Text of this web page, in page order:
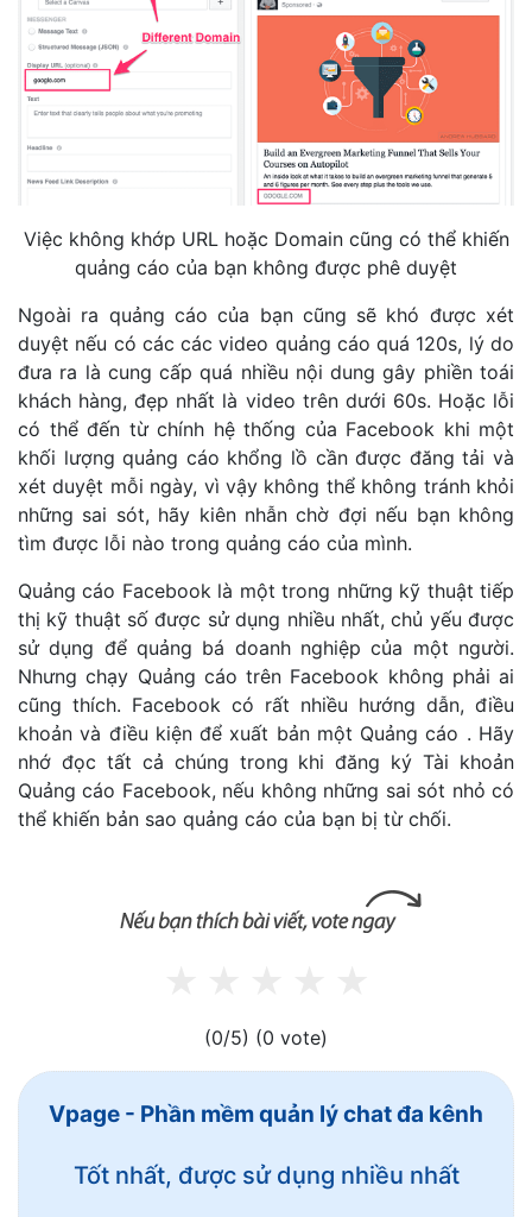
Việc không khớp URL hoặc Domain cũng có thể khiến
quảng cáo của bạn không được phê duyệt
Ngoài ra quảng cáo của bạn cũng sẽ khó được xét
duyệt nếu có các các video quảng cáo quá 120s, lý do
đưa ra là cung cấp quá nhiều nội dung gây phiền toái
khách hàng, đẹp nhất là video trên dưới 60s. Hoặc lỗi
có thể đến từ chính hệ thống của Facebook khi một
khối lượng quảng cáo khổng lồ cần được đăng tải và
xét duyệt mỗi ngày, vì vậy không thể không tránh khỏi
những sai sót, hãy kiên nhẫn chờ đợi nếu bạn không
tìm được lỗi nào trong quảng cáo của mình.
Quảng cáo Facebook là một trong những kỹ thuật tiếp
thị kỹ thuật số được sử dụng nhiều nhất, chủ yếu được
sử dụng để quảng bá doanh nghiệp của một người.
Nhưng chạy Quảng cáo trên Facebook không phải ai
cũng thích. Facebook có rất nhiều hướng dẫn, điều
khoản và điều kiện để xuất bản một Quảng cáo . Hãy
nhớ đọc tất cả chúng trong khi đăng ký Tài khoản
Quảng cáo Facebook, nếu không những sai sót nhỏ có
thể khiến bản sao quảng cáo của bạn bị từ chối.
(0/5) (0 vote)
Vpage - Phần mềm quản lý chat đa kênh
Tốt nhất, được sử dụng nhiều nhất